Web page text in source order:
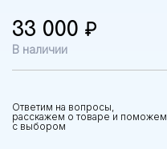
33 000
В наличии
Ответим на вопросы,
расскажем о товаре и поможем
с выбором